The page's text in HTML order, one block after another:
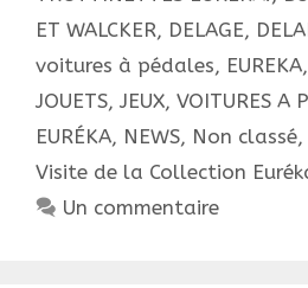
Euréka »…
mienne
!
ET WALCKER, DELAGE,
voitures à pédales,
JOUETS, JEUX, VOITURES A
EURÉKA, NEWS, Non classé,
Visite de la Collection
Un commentaire